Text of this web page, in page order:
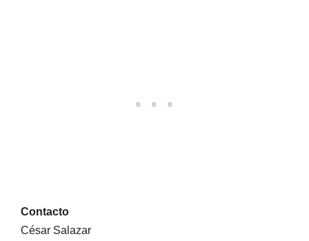
Contacto
César Salazar